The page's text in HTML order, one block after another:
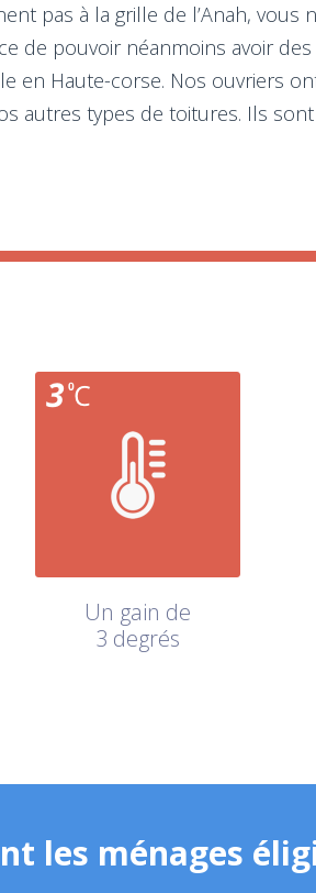
pas à la grille de l’Anah,
de pouvoir néanmoins avoir
en Haute-corse. Nos ouvriers
autres types de toitures. Ils
Un gain de
3 degrés
les ménages